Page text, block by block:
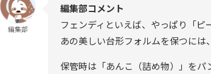
編集部
編集部コメント
フェンディといえば、やっぱり「ピ
あの美しい台形フォルムを保つには、
保管時は「あんこ（詰め物）」を